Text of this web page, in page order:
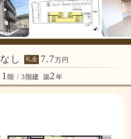
なし 礼金 7.7万円
1 階 / 3階建 築2 年